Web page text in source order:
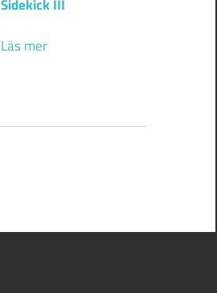
Sidekick III
Läs mer